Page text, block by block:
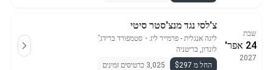
שבת
24 אפר'
2027
צ'לסי נגד מנצ'סטר סיטי
ליגה אנגלית - פרמייר ליג ・ סטמפורד ברידג'
לונדון, בריטניה
החל מ $297
3,025 כרטיסים זמינים